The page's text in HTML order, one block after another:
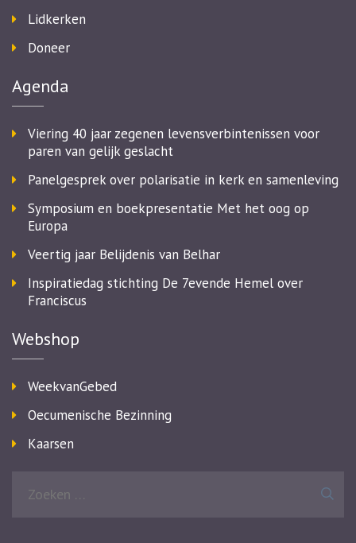
Lidkerken
Doneer
Agenda
Viering 40 jaar zegenen levensverbintenissen voor
paren van gelijk geslacht
Panelgesprek over polarisatie in kerk en samenleving
Symposium en boekpresentatie Met het oog op
Europa
Veertig jaar Belijdenis van Belhar
Inspiratiedag stichting De 7evende Hemel over
Franciscus
Webshop
WeekvanGebed
Oecumenische Bezinning
Kaarsen